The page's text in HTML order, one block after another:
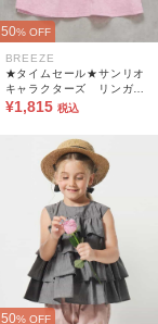
50% OFF
BREEZE
★タイムセール★サンリオ
キャラクターズ リンガー
ドッキングチュニック
¥1,815 税込
50% OFF